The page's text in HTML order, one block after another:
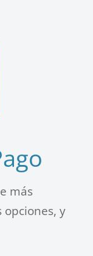
más
y